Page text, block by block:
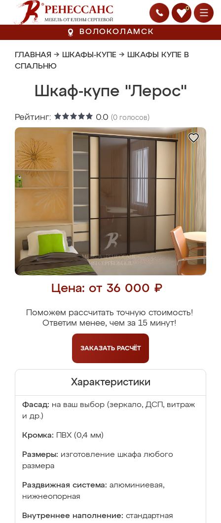
0
ВОЛОКОЛАМСК
ГЛАВНАЯ → ШКАФЫ-КУПЕ → ШКАФЫ КУПЕ В
СПАЛЬНЮ
Шкаф-купе "Лерос"
Рейтинг: 0.0 (0 голосов)
Цена: от 36 000 ₽
Поможем рассчитать точную стоимость!
Ответим менее, чем за 15 минут!
ЗАКАЗАТЬ РАСЧЁТ
Характеристики
Фасад: на ваш выбор (зеркало, ДСП, витраж
и др.)
Кромка: ПВХ (0,4 мм)
Размеры: изготовление шкафа любого
размера
Раздвижная система: алюминиевая,
нижнеопорная
Внутреннее наполнение: стандартная